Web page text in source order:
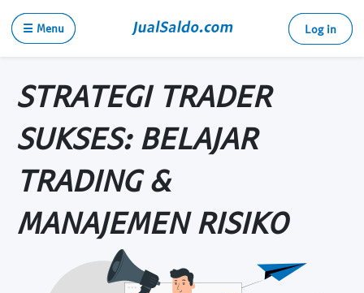
☰ Menu Log in
STRATEGI TRADER
SUKSES: BELAJAR
TRADING &
MANAJEMEN RISIKO